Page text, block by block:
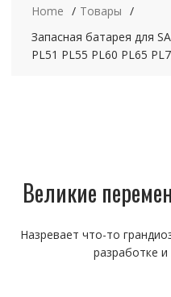
Home
Товары
Запасная батарея для
PL51 PL55 PL60 PL65
Великие
Назревает что-то
разработке